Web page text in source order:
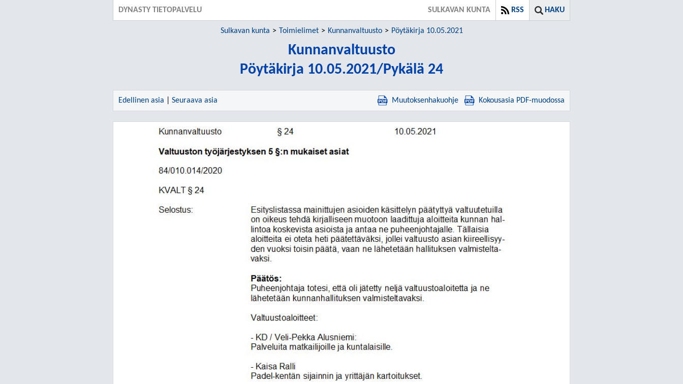
DYNASTY TIETOPALVELU HAKU
RSS
SULKAVAN KUNTA
Sulkavan kunta Toimielimet Kunnanvaltuusto Pöytäkirja 10.05.2021
Kunnanvaltuusto
Pöytäkirja 10.05.2021/Pykälä 24
Edellinen asia Seuraava asia Muutoksenhakuohje Kokousasia PDF-muodossa